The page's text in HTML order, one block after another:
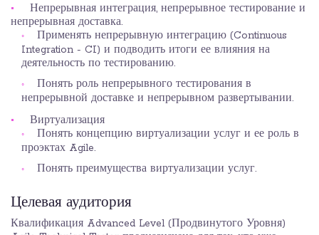
Непрерывная интеграция, непрерывное тестирование и
непрерывная доставка.
Применять непрерывную интеграцию (Continuous
Integration - CI) и подводить итоги ее влияния на
деятельность по тестированию.
Понять роль непрерывного тестирования в
непрерывной доставке и непрерывном развертывании.
Виртуализация
Понять концепцию виртуализации услуг и ее роль в
проэктах Agile.
Понять преимущества виртуализации услуг.
Целевая аудитория
Квалификация Advanced Level (Продвинутого Уровня)